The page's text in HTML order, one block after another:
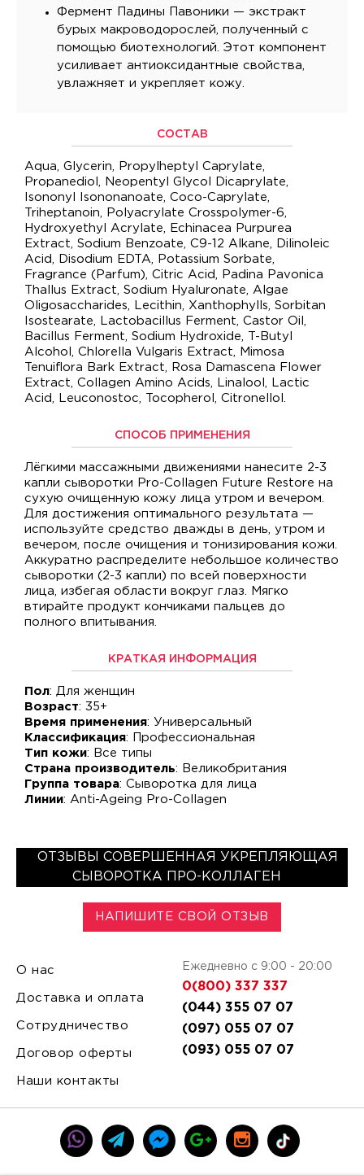
Фермент Падины Павоники — экстракт
бурых макроводорослей, полученный с
помощью биотехнологий. Этот компонент
усиливает антиоксидантные свойства,
увлажняет и укрепляет кожу.
СОСТАВ
Aqua, Glycerin, Propylheptyl Caprylate,
Propanediol, Neopentyl Glycol Dicaprylate,
Isononyl Isononanoate, Coco-Caprylate,
Triheptanoin, Polyacrylate Crosspolymer-6,
Hydroxyethyl Acrylate, Echinacea Purpurea
Extract, Sodium Benzoate, C9-12 Alkane, Dilinoleic
Acid, Disodium EDTA, Potassium Sorbate,
Fragrance (Parfum), Citric Acid, Padina Pavonica
Thallus Extract, Sodium Hyaluronate, Algae
Oligosaccharides, Lecithin, Xanthophylls, Sorbitan
Isostearate, Lactobacillus Ferment, Castor Oil,
Bacillus Ferment, Sodium Hydroxide, T-Butyl
Alcohol, Chlorella Vulgaris Extract, Mimosa
Tenuiflora Bark Extract, Rosa Damascena Flower
Extract, Collagen Amino Acids, Linalool, Lactic
Acid, Leuconostoc, Tocopherol, Citronellol.
СПОСОБ ПРИМЕНЕНИЯ
Лёгкими массажными движениями нанесите 2-3
капли сыворотки Pro-Collagen Future Restore на
сухую очищенную кожу лица утром и вечером.
Для достижения оптимального результата —
используйте средство дважды в день, утром и
вечером, после очищения и тонизирования кожи.
Аккуратно распределите небольшое количество
сыворотки (2-3 капли) по всей поверхности
лица, избегая области вокруг глаз. Мягко
втирайте продукт кончиками пальцев до
полного впитывания.
КРАТКАЯ ИНФОРМАЦИЯ
Пол: Для женщин
Возраст: 35+
Время применения: Универсальный
Классификация: Профессиональная
Тип кожи: Все типы
Страна производитель: Великобритания
Группа товара: Сыворотка для лица
Линии: Anti-Ageing Pro-Collagen
ОТЗЫВЫ СОВЕРШЕННАЯ УКРЕПЛЯЮЩАЯ
СЫВОРОТКА ПРО-КОЛЛАГЕН
НАПИШИТЕ СВОЙ ОТЗЫВ
О нас
Доставка и оплата
Сотрудничество
Договор оферты
Наши контакты
Ежедневно с 9:00 - 20:00
0(800) 337 337
(044) 355 07 07
(097) 055 07 07
(093) 055 07 07